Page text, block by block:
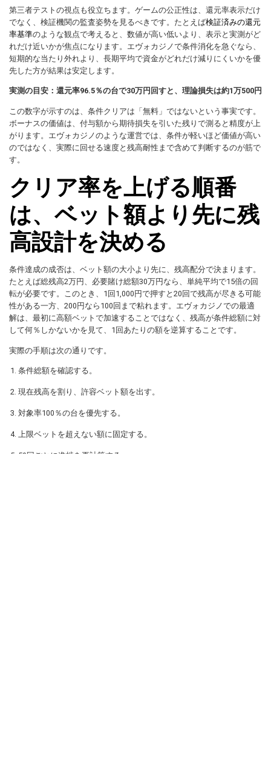
第三者テストの視点も役立ちます。ゲームの公正性は、還元率表示だけ
でなく、検証機関の監査姿勢を見るべきです。たとえば検証済みの還元
率基準のような観点で考えると、数値が高い低いより、表示と実測がど
れだけ近いかが焦点になります。エヴォカジノで条件消化を急ぐなら、
短期的な当たり外れより、長期平均で資金がどれだけ減りにくいかを優
先した方が結果は安定します。
実測の目安：還元率96.5％の台で30万円回すと、理論損失は約1万500円
この数字が示すのは、条件クリアは「無料」ではないという事実です。
ボーナスの価値は、付与額から期待損失を引いた残りで測ると精度が上
がります。エヴォカジノのような運営では、条件が軽いほど価値が高い
のではなく、実際に回せる速度と残高耐性まで含めて判断するのが筋で
す。
クリア率を上げる順番
は、ベット額より先に残
高設計を決める
条件達成の成否は、ベット額の大小より先に、残高配分で決まります。
たとえば総残高2万円、必要賭け総額30万円なら、単純平均で15倍の回
転が必要です。このとき、1回1,000円で押すと20回で残高が尽きる可能
性がある一方、200円なら100回まで粘れます。エヴォカジノでの最適
解は、最初に高額ベットで加速することではなく、残高が条件総額に対
して何％しかないかを見て、1回あたりの額を逆算することです。
実際の手順は次の通りです。
条件総額を確認する。
現在残高を割り、許容ベット額を出す。
対象率100％の台を優先する。
上限ベットを超えない額に固定する。
50回ごとに進捗を再計算する。